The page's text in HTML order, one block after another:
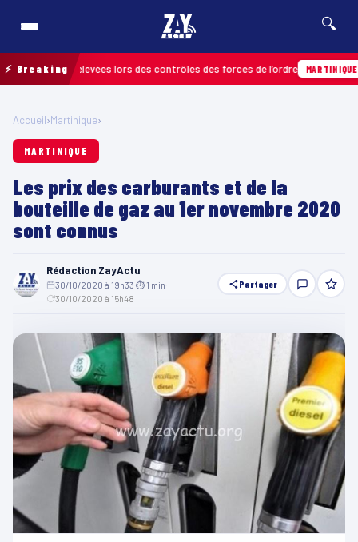
🔍
⚡ Breakingrelevées lors des contrôles des forces de l’ordre MARTINIQUE
Accueil›Martinique›
MARTINIQUE
Les prix des carburants et de la
bouteille de gaz au 1er novembre 2020
sont connus
Rédaction ZayActu
30/10/2020 à 19h33 ⏱ 1 min
30/10/2020 à 15h48
Partager